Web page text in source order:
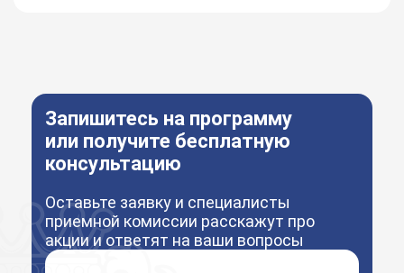
Запишитесь на программу
или получите бесплатную
консультацию
Оставьте заявку и специалисты
приемной комиссии расскажут про
акции и ответят на ваши вопросы